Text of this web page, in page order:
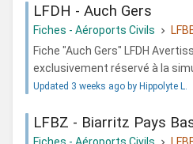
LFDH - Auch Gers
Fiches - Aéroports Civils
Fiche "Auch Gers" LFDH
exclusivement réservé à la
Updated 3 weeks ago by Hippolyte L.
LFBZ - Biarritz Pays